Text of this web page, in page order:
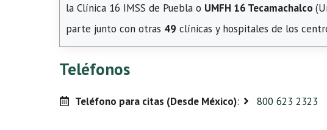
la Clínica 16 IMSS de Puebla o UMFH 16 Tecamachalco
parte junto con otras 49 clínicas y hospitales de los
Teléfonos
Teléfono para citas (Desde México): 800 623 2323